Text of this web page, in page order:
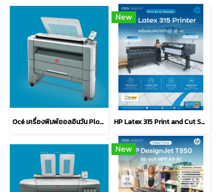
Océ เครื่องพิมพ์ออลอินวัน Plot Wave 300
New
HP Latex 315 Print and Cut Solution (1.37-m)
New